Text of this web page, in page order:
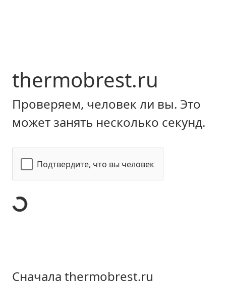
thermobrest.ru
Проверяем, человек ли вы. Это
может занять несколько секунд.
Подтвердите, что вы человек
Сначала thermobrest.ru